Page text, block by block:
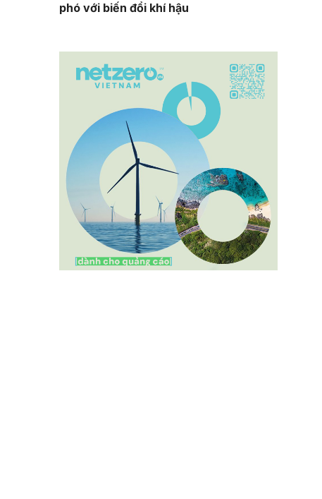
phó với biến đổi khí hậu